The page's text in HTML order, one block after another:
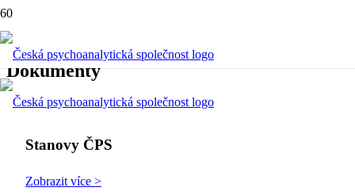
Dokumenty
Stanovy ČPS
Zobrazit více >